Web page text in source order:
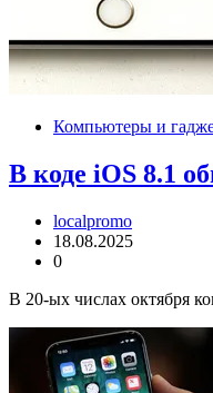
Компьютеры и
В коде iOS 8.1
localpromo
18.08.2025
0
В 20-ых числах октября